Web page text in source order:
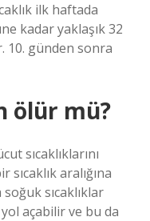
ilk haftada
kadar yaklaşık 32
10. günden sonra
ölür mü?
sıcaklıklarını
aralığına
soğuk sıcaklıklar
açabilir ve bu da